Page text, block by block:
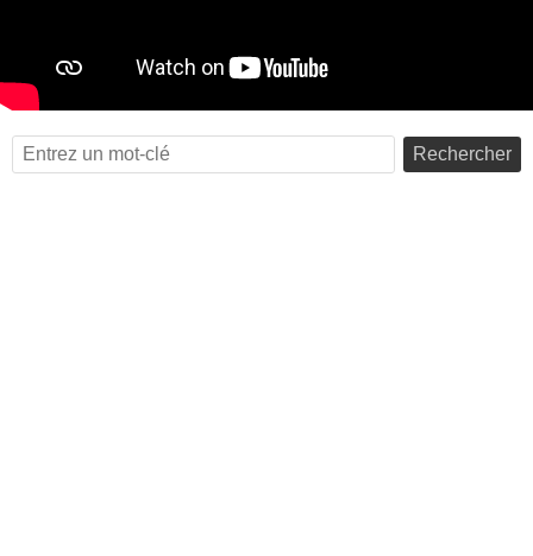
Rechercher